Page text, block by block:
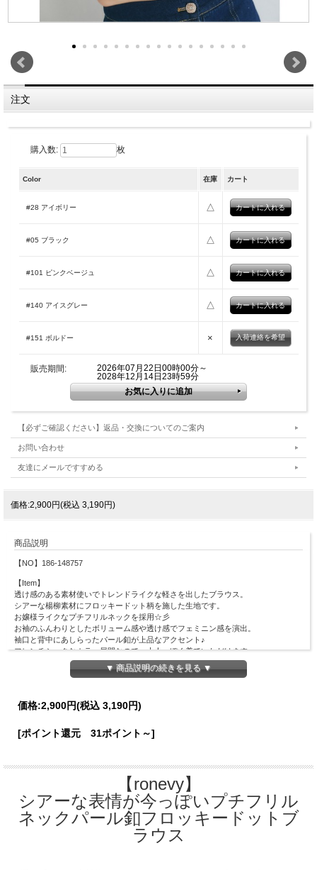
注文
購入数: 枚
Color 在庫 カート
#28 アイボリー △
#05 ブラック △
#101 ピンクベージュ △
#140 アイスグレー △
#151 ボルドー × 入荷連絡を希望
販売期間:
2026年07月22日00時00分～
2028年12月14日23時59分
【必ずご確認ください】返品・交換についてのご案内
お問い合わせ
友達にメールですすめる
価格:2,900円(税込 3,190円)
商品説明
【NO】186-148757
【Item】
透け感のある素材使いでトレンドライクな軽さを出したブラウス。
シアーな楊柳素材にフロッキードット柄を施した生地です。
お嬢様ライクなプチフリルネックを採用☆彡
お袖のふんわりとしたボリューム感や透け感でフェミニン感を演出。
袖口と背中にあしらったパール釦が上品なアクセント♪
フレンチシックなカラー展開なので、大人っぽく着ていただけます。
【お取り扱い上のご注意（フロッキー加工製品）】
表地：ポリエステル100%
裏地：ポリエステル100%
総丈：52cm
袖丈：26cm
裾幅：96cm
【Color】#28 アイボリー/ #101 ピンクベージュ/ #05 ブラック/ #140 アイスグレー
▼ 商品説明の続きを見る ▼
価格:2,900円(税込 3,190円)
[ポイント還元 31ポイント～]
【ronevy】
シアーな表情が今っぽいプチフリル
ネックパール釦フロッキードットブ
ラウス